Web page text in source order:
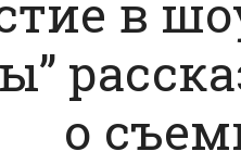
в
о